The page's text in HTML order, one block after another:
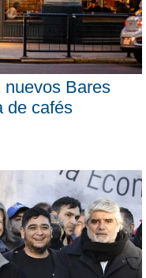
nuevos Bares
de cafés